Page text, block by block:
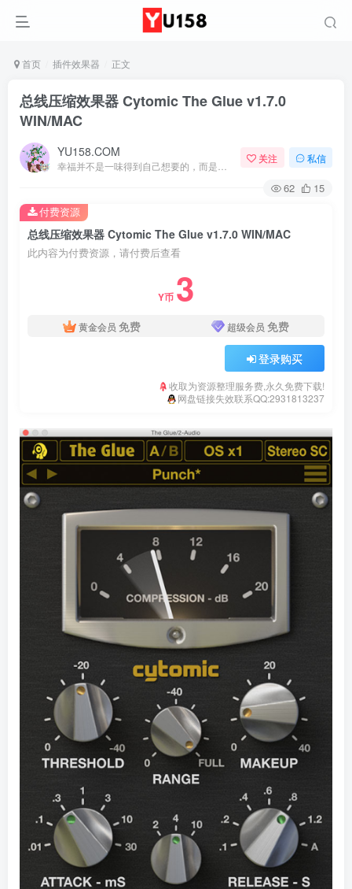
首页 插件效果器 正文
总线压缩效果器 Cytomic The Glue v1.7.0
WIN/MAC
YU158.COM 关注 私信
62 15
总线压缩效果器 Cytomic The Glue v1.7.0 WIN/MAC
此内容为付费资源，请付费后查看
Y币 3
黄金会员 免费 超级会员 免费
登录购买
收取为资源整理服务费,永久免费下载!
网盘链接失效联系QQ:2931813237
付费资源